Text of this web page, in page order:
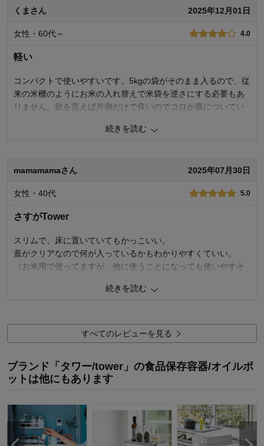
購入商品： ホワイト
使用場所： キッチン
購入のきっかけ：
転居・引越、買い替え
商品を使う人： 自分
くまさん 2025年12月01日
女性・60代～ 4.0
軽い
コンパクトで使いやすいです。5kgの袋がそのまま入るので、従
来の米櫃のようにお米の入れ替えで米袋を逆さにする必要もあ
りません。欲を言えば片側だけで良いのでコロが底についてい
使用感・使いやすさ
使用場所：
キッチン
購入のきっかけ： 買い替え
商品を使う人： 自分
続きを読む
mamamamaさん 2025年07月30日
女性・40代 5.0
さすがTower
スリムで、床に置いていてもかっこいい。
蓋がクリアなので何が入っているかもわかりやすくていい。
（お米用で使ってますが、他に使うことになっても使いやすそ
価格
5.0
機能
5.0
デザイン・色
5.0
購入商品：
購入のきっかけ：
商品を使う人：
自分、配偶者、子供
続きを読む
すべてのレビューを見る
ブランド「タワー/tower」の食品保存容器/オイルポ
ットは他にもあります